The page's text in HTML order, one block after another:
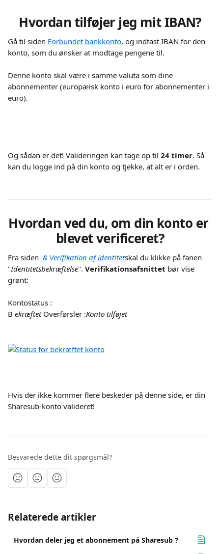
Hvordan tilføjer jeg mit IBAN?
Gå til siden Forbundet bankkonto, og indtast IBAN for den
konto, som du ønsker at modtage pengene til.
Denne konto skal være i samme valuta som dine
abonnementer (europæisk konto i euro for abonnementer i
euro).
Og sådan er det! Valideringen kan tage op til 24 timer. Så
kan du logge ind på din konto og tjekke, at alt er i orden.
Hvordan ved du, om din konto er
blevet verificeret?
Fra siden & Verifikation af identitetskal du klikke på fanen
"Identitetsbekræftelse". Verifikationsafsnittet bør vise
grønt:
Kontostatus :
B ekræftet Overførsler :Konto tilføjet
Hvis der ikke kommer flere beskeder på denne side, er din
Sharesub-konto valideret!
Besvarede dette dit spørgsmål?
Relaterede artikler
Hvordan deler jeg et abonnement på Sharesub ?